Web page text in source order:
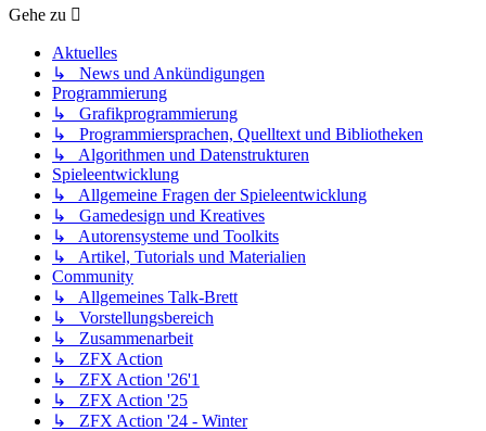
Gehe zu
Aktuelles
↳ News und Ankündigungen
Programmierung
↳ Grafikprogrammierung
↳ Programmiersprachen, Quelltext und Bibliotheken
↳ Algorithmen und Datenstrukturen
Spieleentwicklung
↳ Allgemeine Fragen der Spieleentwicklung
↳ Gamedesign und Kreatives
↳ Autorensysteme und Toolkits
↳ Artikel, Tutorials und Materialien
Community
↳ Allgemeines Talk-Brett
↳ Vorstellungsbereich
↳ Zusammenarbeit
↳ ZFX Action
↳ ZFX Action '26'1
↳ ZFX Action '25
↳ ZFX Action '24 - Winter